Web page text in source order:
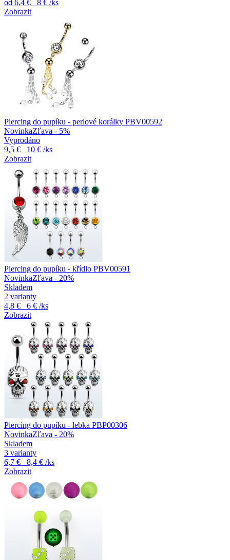
od 6,4 € 8 € /ks
Zobrazit
Piercing do pupíku - perlové korálky PBV00592
NovinkaZľava - 5%
Vyprodáno
9,5 €
10 € /ks
Zobrazit
Piercing do pupíku - křídlo PBV00591
NovinkaZľava - 20%
Skladem
2 varianty
4,8 €
6 € /ks
Zobrazit
Piercing do pupíku - lebka PBP00306
NovinkaZľava - 20%
Skladem
3 varianty
6,7 €
8,4 € /ks
Zobrazit